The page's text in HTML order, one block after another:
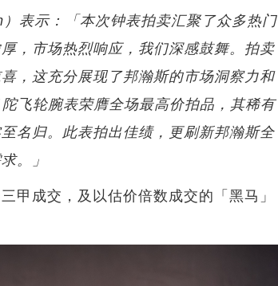
表示：「本次钟表拍卖汇聚了众多热门
，市场热烈响应，我们深感鼓舞。拍卖
，这充分展现了邦瀚斯的市场洞察力和
飞轮腕表荣膺全场最高价拍品，其稀有
名归。此表拍出佳绩，更刷新邦瀚斯全
。」
甲成交，及以估价倍数成交的「黑马」